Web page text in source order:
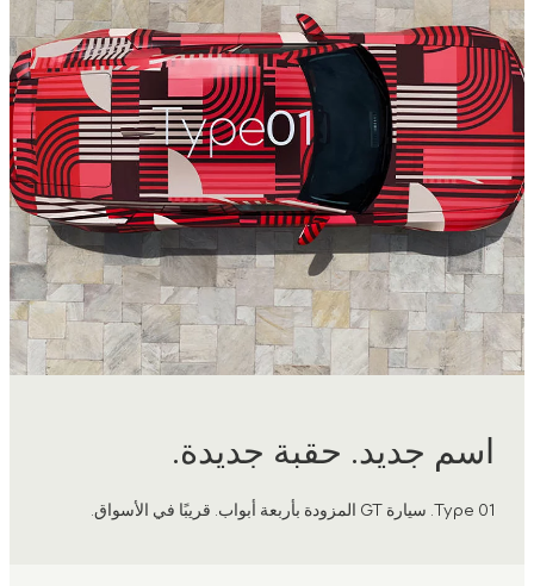
اسم جديد. حقبة جديدة.
Type 01. سيارة GT المزودة بأربعة أبواب. قريبًا في الأسواق.